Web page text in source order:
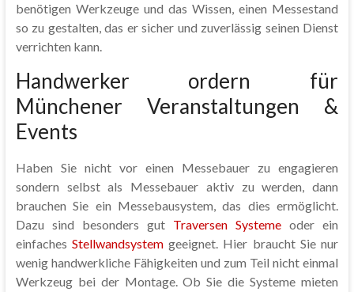
benötigen Werkzeuge und das Wissen, einen Messestand
so zu gestalten, das er sicher und zuverlässig seinen Dienst
verrichten kann.
Handwerker ordern für
Münchener Veranstaltungen &
Events
Haben Sie nicht vor einen Messebauer zu engagieren
sondern selbst als Messebauer aktiv zu werden, dann
brauchen Sie ein Messebausystem, das dies ermöglicht.
Dazu sind besonders gut Traversen Systeme oder ein
einfaches Stellwandsystem geeignet. Hier braucht Sie nur
wenig handwerkliche Fähigkeiten und zum Teil nicht einmal
Werkzeug bei der Montage. Ob Sie die Systeme mieten